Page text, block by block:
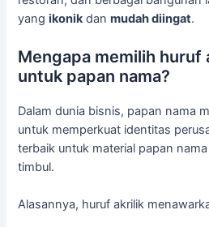
yangikonik danmudah diingat.
Mengapa memilih huruf
untuk papan nama?
Dalam dunia bisnis, papan nama
untuk memperkuat identitas
terbaik untuk material papan
timbul.
Alasannya, huruf akrilik